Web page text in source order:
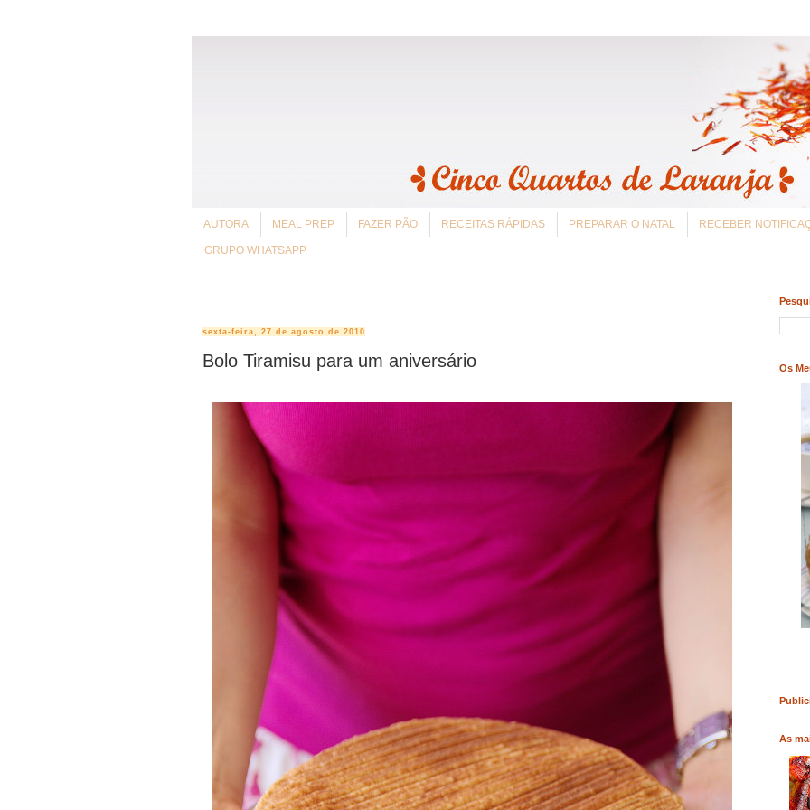
AUTORA MEAL PREP FAZER PÃO RECEITAS RÁPIDAS PREPARAR O NATAL RECEBER
GRUPO WHATSAPP
sexta-feira, 27 de agosto de 2010
Bolo Tiramisu para um aniversário Os
COMPRAR LIVRO COMPRAR LIVRO
As